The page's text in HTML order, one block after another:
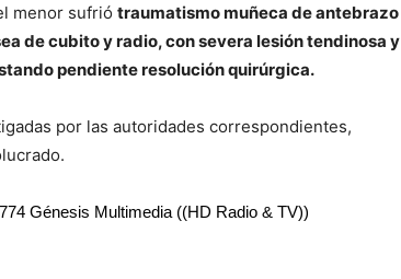
menor sufrió traumatismo muñeca de antebrazo
de cubito y radio, con severa lesión tendinosa y
pendiente resolución quirúrgica.
por las autoridades correspondientes,
Génesis Multimedia ((HD Radio & TV))